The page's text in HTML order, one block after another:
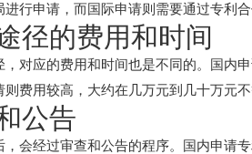
进行申请，而国际申请则需要通过专利合
径的费用和时间
，对应的费用和时间也是不同的。国内
则费用较高，大约在几万元到几十万元
公告
，会经过审查和公告的程序。国内申请